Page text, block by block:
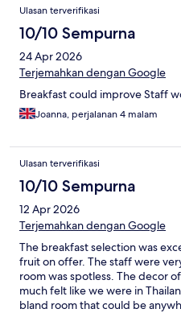
Ulasan terverifikasi
10/10 Sempurna
24 Apr 2026
Terjemahkan dengan Google
Breakfast could improve Staff
Joanna, perjalanan 4 malam
Ulasan terverifikasi
10/10 Sempurna
12 Apr 2026
Terjemahkan dengan Google
The breakfast selection was
fruit on offer. The staff were
room was spotless. The decor
much felt like we were in
bland room that could be